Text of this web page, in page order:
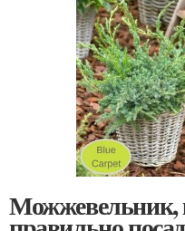
Можжевельник,